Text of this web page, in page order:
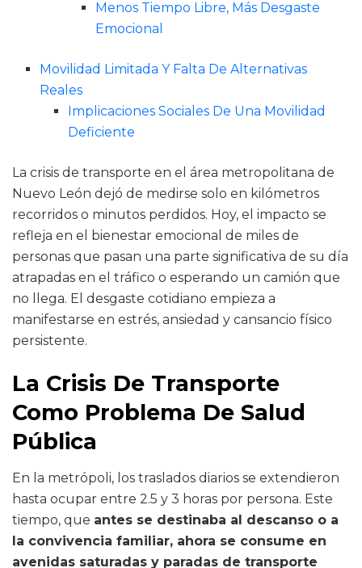
Menos Tiempo Libre, Más Desgaste
Emocional
Movilidad Limitada Y Falta De Alternativas
Reales
Implicaciones Sociales De Una Movilidad
Deficiente
La crisis de transporte en el área metropolitana de
Nuevo León dejó de medirse solo en kilómetros
recorridos o minutos perdidos. Hoy, el impacto se
refleja en el bienestar emocional de miles de
personas que pasan una parte significativa de su día
atrapadas en el tráfico o esperando un camión que
no llega. El desgaste cotidiano empieza a
manifestarse en estrés, ansiedad y cansancio físico
persistente.
La Crisis De Transporte
Como Problema De Salud
Pública
En la metrópoli, los traslados diarios se extendieron
hasta ocupar entre 2.5 y 3 horas por persona. Este
tiempo, que antes se destinaba al descanso o a
la convivencia familiar, ahora se consume en
avenidas saturadas y paradas de transporte